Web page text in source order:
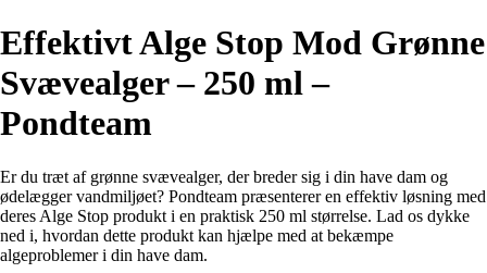
Effektivt Alge Stop Mod Grønne
Svævealger – 250 ml –
Pondteam
Er du træt af grønne svævealger, der breder sig i din have dam og
ødelægger vandmiljøet? Pondteam præsenterer en effektiv løsning med
deres Alge Stop produkt i en praktisk 250 ml størrelse. Lad os dykke
ned i, hvordan dette produkt kan hjælpe med at bekæmpe
algeproblemer i din have dam.